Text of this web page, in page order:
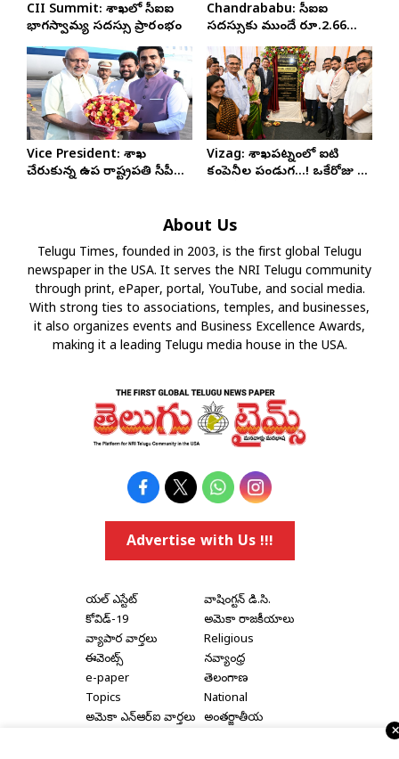
CII Summit: విశాఖలో సీఐఐ
భాగస్వామ్య సదస్సు ప్రారంభం
Chandrababu: సీఐఐ
సదస్సుకు ముందే రూ.2.66
లక్షల కోట్ల ఎంవోయూలు:
చంద్రబాబు
Vice President: విశాఖ
చేరుకున్న ఉప రాష్ట్రపతి సీపీ
Vizag: విశాఖపట్నంలో ఐటి
కంపెనీల పండుగ…! ఒకేరోజు 5
About Us
Telugu Times, founded in 2003, is the first global Telugu
newspaper in the USA. It serves the NRI Telugu community
through print, ePaper, portal, YouTube, and social media.
With strong ties to associations, temples, and businesses,
it also organizes events and Business Excellence Awards,
making it a leading Telugu media house in the USA.
Advertise with Us !!!
రియల్ ఎస్టేట్
కోవిడ్-19
వ్యాపార వార్తలు
ఈవెంట్స్
e-paper
Topics
అమెరికా ఎన్‌ఆర్‌ఐ వార్తలు
వాషింగ్టన్ డి.సి.
అమెరికా రాజకీయాలు
Religious
నవ్యాంధ్ర
తెలంగాణ
National
అంతర్జాతీయ